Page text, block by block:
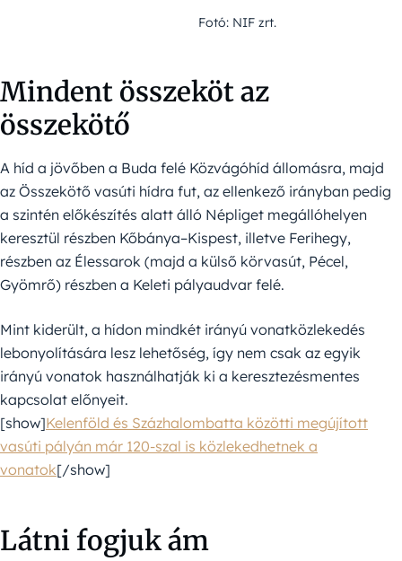
Fotó: NIF zrt.
Mindent összeköt az
összekötő
A híd a jövőben a Buda felé Közvágóhíd állomásra, majd
az Összekötő vasúti hídra fut, az ellenkező irányban pedig
a szintén előkészítés alatt álló Népliget megállóhelyen
keresztül részben Kőbánya–Kispest, illetve Ferihegy,
részben az Élessarok (majd a külső körvasút, Pécel,
Gyömrő) részben a Keleti pályaudvar felé.
Mint kiderült, a hídon mindkét irányú vonatközlekedés
lebonyolítására lesz lehetőség, így nem csak az egyik
irányú vonatok használhatják ki a keresztezésmentes
kapcsolat előnyeit.
[show]Kelenföld és Százhalombatta közötti megújított
vasúti pályán már 120-szal is közlekedhetnek a
vonatok[/show]
Látni fogjuk ám